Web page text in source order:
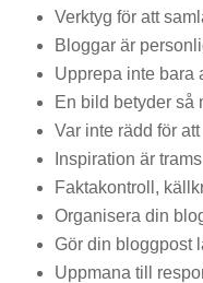
Verktyg för att
Bloggar är
Upprepa inte bara
En bild betyder så
Var inte rädd för
Inspiration är
Faktakontroll,
Organisera din
Gör din bloggpost
Uppmana till